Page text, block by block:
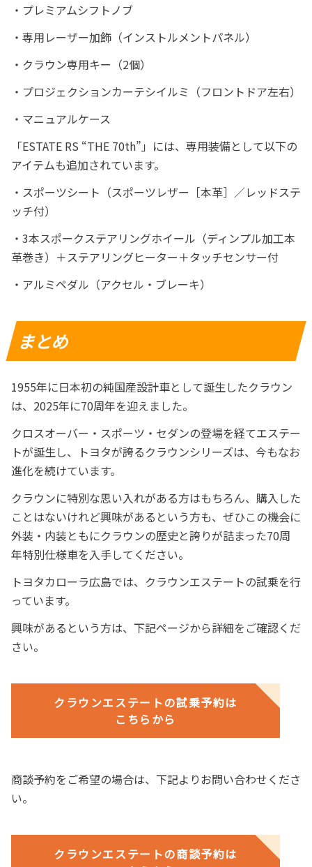
・プレミアムシフトノブ
・専用レーザー加飾（インストルメントパネル）
・クラウン専用キー（2個）
・プロジェクションカーテシイルミ（フロントドア左右）
・マニュアルケース
「ESTATE RS “THE 70th”」には、専用装備として以下の
アイテムも追加されています。
・スポーツシート（スポーツレザー［本革］／レッドステ
ッチ付）
・3本スポークステアリングホイール（ディンプル加工本
革巻き）＋ステアリングヒーター＋タッチセンサー付
・アルミペダル（アクセル・ブレーキ）
まとめ
1955年に日本初の純国産設計車として誕生したクラウン
は、2025年に70周年を迎えました。
クロスオーバー・スポーツ・セダンの登場を経てエステー
トが誕生し、トヨタが誇るクラウンシリーズは、今もなお
進化を続けています。
クラウンに特別な思い入れがある方はもちろん、購入した
ことはないけれど興味があるという方も、ぜひこの機会に
外装・内装ともにクラウンの歴史と誇りが詰まった70周
年特別仕様車を入手してください。
トヨタカローラ広島では、クラウンエステートの試乗を行
っています。
興味があるという方は、下記ページから詳細をご確認くだ
さい。
クラウンエステートの試乗予約は
こちらから
商談予約をご希望の場合は、下記よりお問い合わせくださ
い。
クラウンエステートの商談予約は